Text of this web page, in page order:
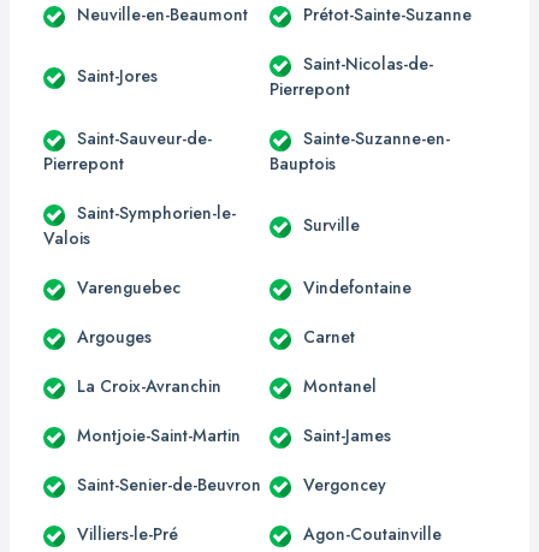
Neuville-en-Beaumont Prétot-Sainte-Suzanne
Saint-Jores
Saint-Nicolas-de-
Pierrepont
Saint-Sauveur-de-
Pierrepont
Sainte-Suzanne-en-
Bauptois
Saint-Symphorien-le-
Valois
Surville
Varenguebec Vindefontaine
Argouges Carnet
La Croix-Avranchin Montanel
Montjoie-Saint-Martin Saint-James
Saint-Senier-de-Beuvron Vergoncey
Villiers-le-Pré Agon-Coutainville